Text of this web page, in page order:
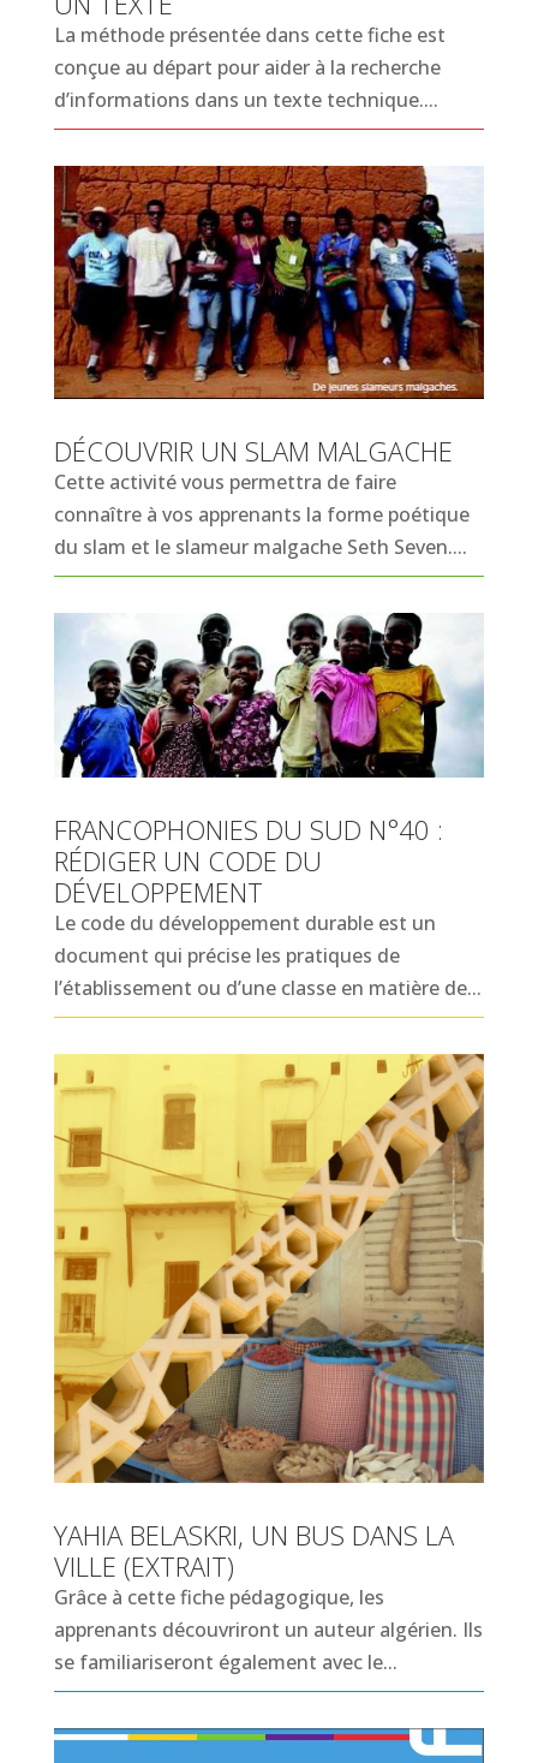
La méthode présentée dans cette fiche est
conçue au départ pour aider à la recherche
d’informations dans un texte technique....
DÉCOUVRIR UN SLAM MALGACHE
Cette activité vous permettra de faire
connaître à vos apprenants la forme poétique
du slam et le slameur malgache Seth Seven....
FRANCOPHONIES DU SUD N°40 :
RÉDIGER UN CODE DU
DÉVELOPPEMENT
Le code du développement durable est un
document qui précise les pratiques de
l’établissement ou d’une classe en matière de...
YAHIA BELASKRI, UN BUS DANS LA
VILLE (EXTRAIT)
Grâce à cette fiche pédagogique, les
apprenants découvriront un auteur algérien. Ils
se familiariseront également avec le...